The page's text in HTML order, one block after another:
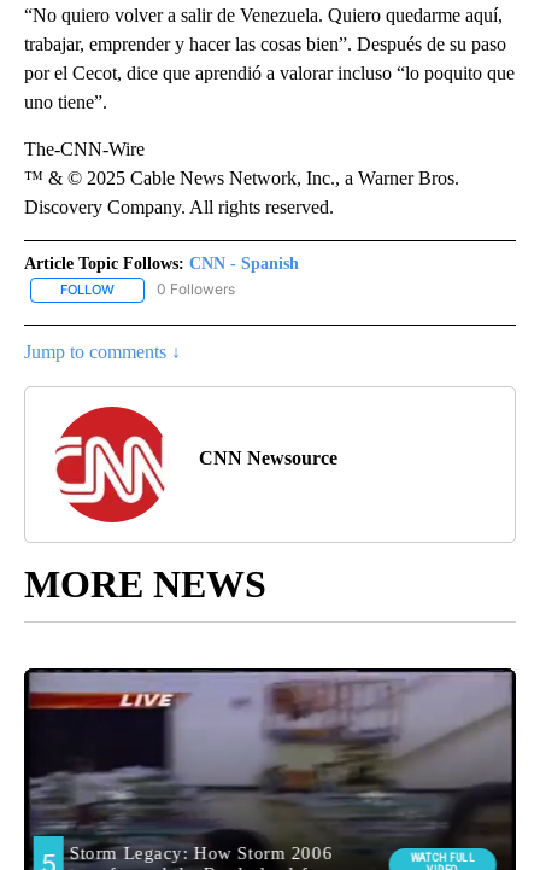
“No quiero volver a salir de Venezuela. Quiero quedarme aquí,
trabajar, emprender y hacer las cosas bien”. Después de su paso
por el Cecot, dice que aprendió a valorar incluso “lo poquito que
uno tiene”.
The-CNN-Wire
™ & © 2025 Cable News Network, Inc., a Warner Bros.
Discovery Company. All rights reserved.
Article Topic Follows: CNN - Spanish
FOLLOW FOLLOW "CNN - SPANISH" TO RECEIVE NOTIFICATIONS ABOUT
0 Followers
Jump to comments ↓
CNN Newsource
MORE NEWS